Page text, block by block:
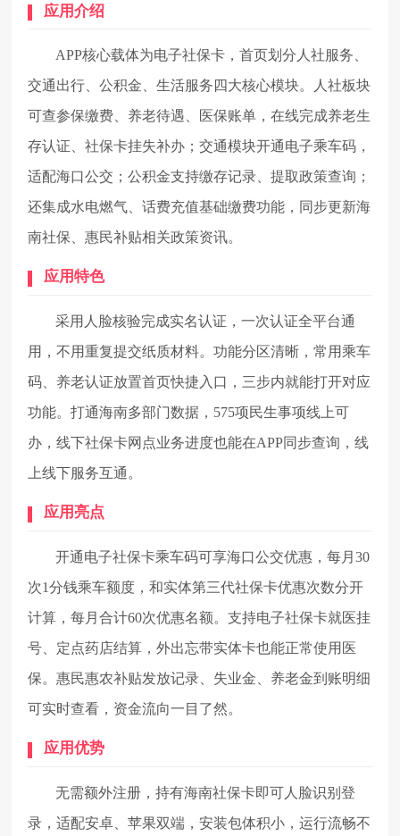
应用介绍
APP核心载体为电子社保卡，首页划分人社服务、
交通出行、公积金、生活服务四大核心模块。人社板块
可查参保缴费、养老待遇、医保账单，在线完成养老生
存认证、社保卡挂失补办；交通模块开通电子乘车码，
适配海口公交；公积金支持缴存记录、提取政策查询；
还集成水电燃气、话费充值基础缴费功能，同步更新海
南社保、惠民补贴相关政策资讯。
应用特色
采用人脸核验完成实名认证，一次认证全平台通
用，不用重复提交纸质材料。功能分区清晰，常用乘车
码、养老认证放置首页快捷入口，三步内就能打开对应
功能。打通海南多部门数据，575项民生事项线上可
办，线下社保卡网点业务进度也能在APP同步查询，线
上线下服务互通。
应用亮点
开通电子社保卡乘车码可享海口公交优惠，每月30
次1分钱乘车额度，和实体第三代社保卡优惠次数分开
计算，每月合计60次优惠名额。支持电子社保卡就医挂
号、定点药店结算，外出忘带实体卡也能正常使用医
保。惠民惠农补贴发放记录、失业金、养老金到账明细
可实时查看，资金流向一目了然。
应用优势
无需额外注册，持有海南社保卡即可人脸识别登
录，适配安卓、苹果双端，安装包体积小，运行流畅不